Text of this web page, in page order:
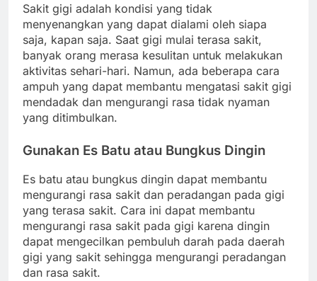
Sakit gigi adalah kondisi yang tidak
menyenangkan yang dapat dialami oleh siapa
saja, kapan saja. Saat gigi mulai terasa sakit,
banyak orang merasa kesulitan untuk melakukan
aktivitas sehari-hari. Namun, ada beberapa cara
ampuh yang dapat membantu mengatasi sakit gigi
mendadak dan mengurangi rasa tidak nyaman
yang ditimbulkan.
Gunakan Es Batu atau Bungkus Dingin
Es batu atau bungkus dingin dapat membantu
mengurangi rasa sakit dan peradangan pada gigi
yang terasa sakit. Cara ini dapat membantu
mengurangi rasa sakit pada gigi karena dingin
dapat mengecilkan pembuluh darah pada daerah
gigi yang sakit sehingga mengurangi peradangan
dan rasa sakit.